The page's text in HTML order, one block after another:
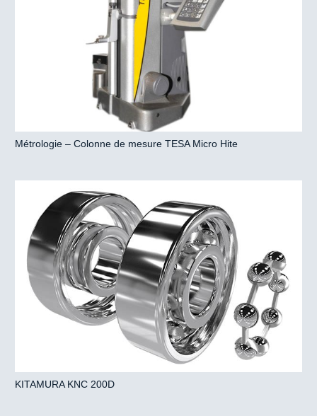
Métrologie – Colonne de mesure TESA Micro Hite
KITAMURA KNC 200D